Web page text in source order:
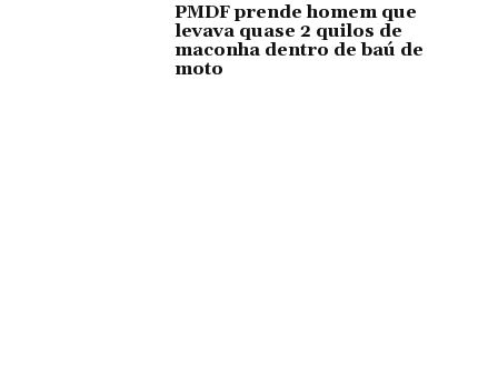
PMDF prende homem que
levava quase 2 quilos de
maconha dentro de baú de
moto